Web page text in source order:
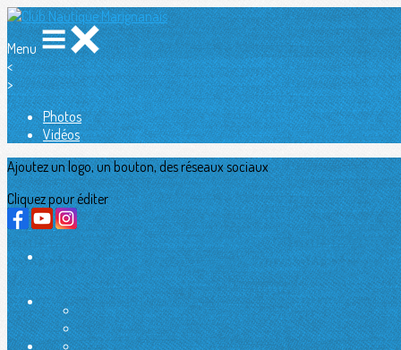
Menu
<
>
Photos
Vidéos
Ajoutez un logo, un bouton, des réseaux sociaux
Cliquez pour éditer